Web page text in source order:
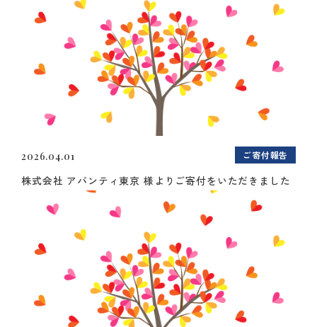
2026.04.01 ご寄付報告
株式会社 アバンティ東京 様よりご寄付をいただきました